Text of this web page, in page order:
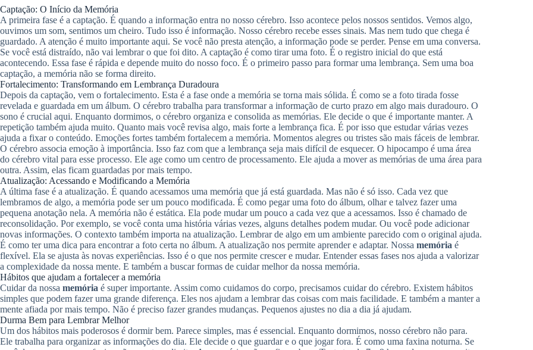
Captação: O Início da Memória
A primeira fase é a captação. É quando a informação entra no nosso cérebro. Isso acontece pelos nossos sentidos. Vemos algo,
ouvimos um som, sentimos um cheiro. Tudo isso é informação. Nosso cérebro recebe esses sinais. Mas nem tudo que chega é
guardado. A atenção é muito importante aqui. Se você não presta atenção, a informação pode se perder. Pense em uma conversa.
Se você está distraído, não vai lembrar o que foi dito. A captação é como tirar uma foto. É o registro inicial do que está
acontecendo. Essa fase é rápida e depende muito do nosso foco. É o primeiro passo para formar uma lembrança. Sem uma boa
captação, a memória não se forma direito.
Fortalecimento: Transformando em Lembrança Duradoura
Depois da captação, vem o fortalecimento. Esta é a fase onde a memória se torna mais sólida. É como se a foto tirada fosse
revelada e guardada em um álbum. O cérebro trabalha para transformar a informação de curto prazo em algo mais duradouro. O
sono é crucial aqui. Enquanto dormimos, o cérebro organiza e consolida as memórias. Ele decide o que é importante manter. A
repetição também ajuda muito. Quanto mais você revisa algo, mais forte a lembrança fica. É por isso que estudar várias vezes
ajuda a fixar o conteúdo. Emoções fortes também fortalecem a memória. Momentos alegres ou tristes são mais fáceis de lembrar.
O cérebro associa emoção à importância. Isso faz com que a lembrança seja mais difícil de esquecer. O hipocampo é uma área
do cérebro vital para esse processo. Ele age como um centro de processamento. Ele ajuda a mover as memórias de uma área para
outra. Assim, elas ficam guardadas por mais tempo.
Atualização: Acessando e Modificando a Memória
A última fase é a atualização. É quando acessamos uma memória que já está guardada. Mas não é só isso. Cada vez que
lembramos de algo, a memória pode ser um pouco modificada. É como pegar uma foto do álbum, olhar e talvez fazer uma
pequena anotação nela. A memória não é estática. Ela pode mudar um pouco a cada vez que a acessamos. Isso é chamado de
reconsolidação. Por exemplo, se você conta uma história várias vezes, alguns detalhes podem mudar. Ou você pode adicionar
novas informações. O contexto também importa na atualização. Lembrar de algo em um ambiente parecido com o original ajuda.
É como ter uma dica para encontrar a foto certa no álbum. A atualização nos permite aprender e adaptar. Nossa memória é
flexível. Ela se ajusta às novas experiências. Isso é o que nos permite crescer e mudar. Entender essas fases nos ajuda a valorizar
a complexidade da nossa mente. E também a buscar formas de cuidar melhor da nossa memória.
Hábitos que ajudam a fortalecer a memória
Cuidar da nossa memória é super importante. Assim como cuidamos do corpo, precisamos cuidar do cérebro. Existem hábitos
simples que podem fazer uma grande diferença. Eles nos ajudam a lembrar das coisas com mais facilidade. E também a manter a
mente afiada por mais tempo. Não é preciso fazer grandes mudanças. Pequenos ajustes no dia a dia já ajudam.
Durma Bem para Lembrar Melhor
Um dos hábitos mais poderosos é dormir bem. Parece simples, mas é essencial. Enquanto dormimos, nosso cérebro não para.
Ele trabalha para organizar as informações do dia. Ele decide o que guardar e o que jogar fora. É como uma faxina noturna. Se